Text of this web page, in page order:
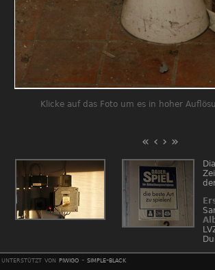
Klicke auf das Foto um es in hoher
« ‹ › »
unterstützt von piwigo - simple-black